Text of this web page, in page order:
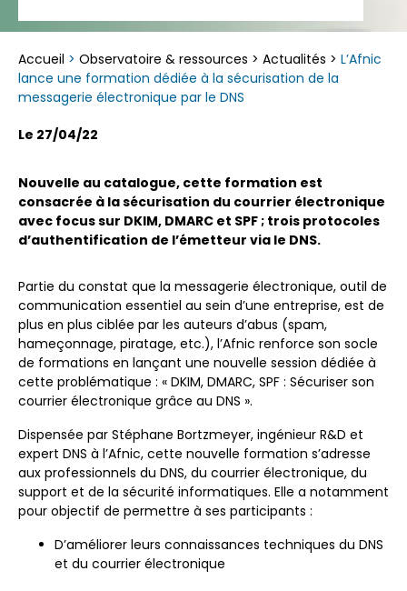
Accueil > Observatoire & ressources > Actualités > L’Afnic
lance une formation dédiée à la sécurisation de la
messagerie électronique par le DNS
Le 27/04/22
Nouvelle au catalogue, cette formation est
consacrée à la sécurisation du courrier électronique
avec focus sur DKIM, DMARC et SPF ; trois protocoles
d’authentification de l’émetteur via le DNS.
Partie du constat que la messagerie électronique, outil de
communication essentiel au sein d’une entreprise, est de
plus en plus ciblée par les auteurs d’abus (spam,
hameçonnage, piratage, etc.), l’Afnic renforce son socle
de formations en lançant une nouvelle session dédiée à
cette problématique : « DKIM, DMARC, SPF : Sécuriser son
courrier électronique grâce au DNS ».
Dispensée par Stéphane Bortzmeyer, ingénieur R&D et
expert DNS à l’Afnic, cette nouvelle formation s’adresse
aux professionnels du DNS, du courrier électronique, du
support et de la sécurité informatiques. Elle a notamment
pour objectif de permettre à ses participants :
D’améliorer leurs connaissances techniques du DNS
et du courrier électronique